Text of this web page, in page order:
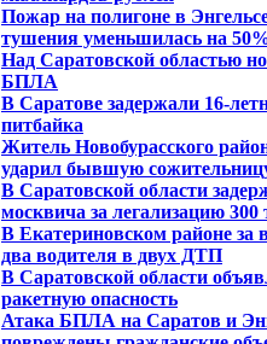
Пожар на полигоне в
тушения уменьшилась на
Над Саратовской областью
БПЛА
В Саратове задержали 16-
питбайка
Житель Новобурасского
ударил бывшую
В Саратовской области
москвича за легализацию
В Екатериновском районе за
два водителя в двух ДТП
В Саратовской области
ракетную опасность
Атака БПЛА на Саратов и